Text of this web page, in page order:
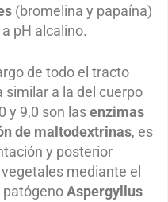
(bromelina y papaína)
pH alcalino.
de todo el tracto
a la del cuerpo
y 9,0 son lasenzimas
de maltodextrinas, es
y posterior
mediante el
patógenoAspergyllus